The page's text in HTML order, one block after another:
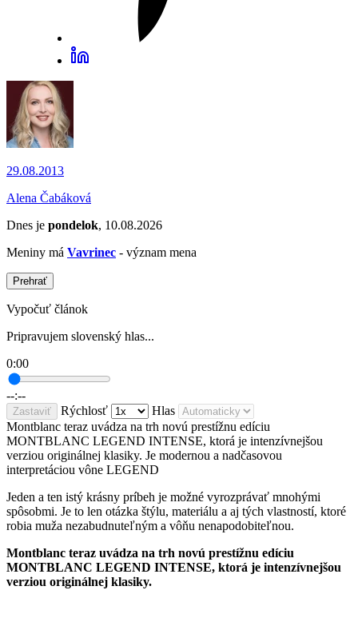
29.08.2013
Alena Čabáková
Dnes je pondelok, 10.08.2026
Meniny má Vavrinec - význam mena
Prehrať
Vypočuť článok
Pripravujem slovenský hlas...
0:00
--:--
Zastaviť Rýchlosť
Hlas
Montblanc teraz uvádza na trh novú prestížnu edíciu
MONTBLANC LEGEND INTENSE, ktorá je intenzívnejšou
verziou originálnej klasiky. Je modernou a nadčasovou
interpretáciou vône LEGEND
Jeden a ten istý krásny príbeh je možné vyrozprávať mnohými
spôsobmi. Je to len otázka štýlu, materiálu a aj tých vlastností, ktoré
robia muža nezabudnuteľným a vôňu nenapodobiteľnou.
Montblanc teraz uvádza na trh novú prestížnu edíciu
MONTBLANC LEGEND INTENSE, ktorá je intenzívnejšou
verziou originálnej klasiky.